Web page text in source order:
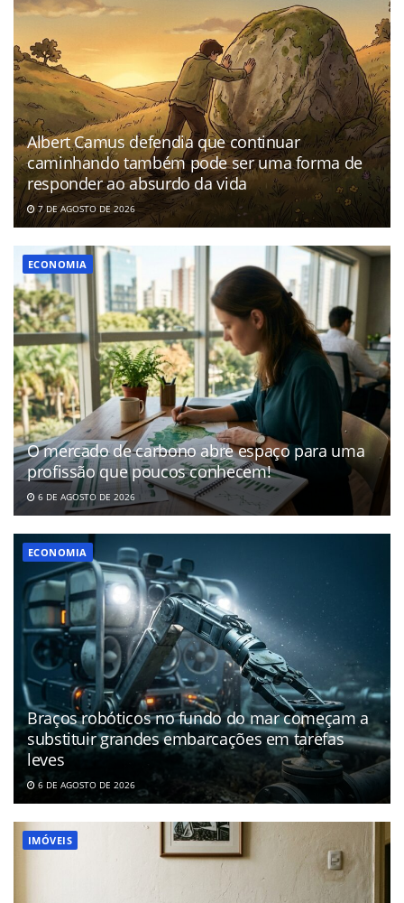
Albert Camus defendia que continuar
caminhando também pode ser uma forma de
responder ao absurdo da vida
7 DE AGOSTO DE 2026
ECONOMIA
O mercado de carbono abre espaço para uma
profissão que poucos conhecem!
6 DE AGOSTO DE 2026
ECONOMIA
Braços robóticos no fundo do mar começam a
substituir grandes embarcações em tarefas
leves
6 DE AGOSTO DE 2026
IMÓVEIS